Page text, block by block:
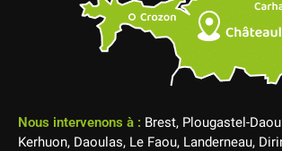
Nous intervenons à : Brest, Plougastel-
Kerhuon, Daoulas, Le Faou, Landerneau,